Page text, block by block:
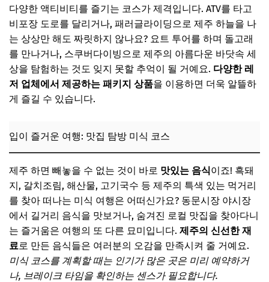
다양한 액티비티를 즐기는 코스가 제격입니다. ATV를 타고
비포장 도로를 달리거나, 패러글라이딩으로 제주 하늘을 나
는 상상만 해도 짜릿하지 않나요? 요트 투어를 하며 돌고래
를 만나거나, 스쿠버다이빙으로 제주의 아름다운 바닷속 세
상을 탐험하는 것도 잊지 못할 추억이 될 거예요. 다양한 레
저 업체에서 제공하는 패키지 상품을 이용하면 더욱 알뜰하
게 즐길 수 있습니다.
입이 즐거운 여행: 맛집 탐방 미식 코스
제주 하면 빼놓을 수 없는 것이 바로 맛있는 음식이죠! 흑돼
지, 갈치조림, 해산물, 고기국수 등 제주의 특색 있는 먹거리
를 찾아 떠나는 미식 여행은 어떠신가요? 동문시장 야시장
에서 길거리 음식을 맛보거나, 숨겨진 로컬 맛집을 찾아다니
는 즐거움은 여행의 또 다른 묘미입니다. 제주의 신선한 재
료로 만든 음식들은 여러분의 오감을 만족시켜 줄 거예요.
미식 코스를 계획할 때는 인기가 많은 곳은 미리 예약하거
나, 브레이크 타임을 확인하는 센스가 필요합니다.